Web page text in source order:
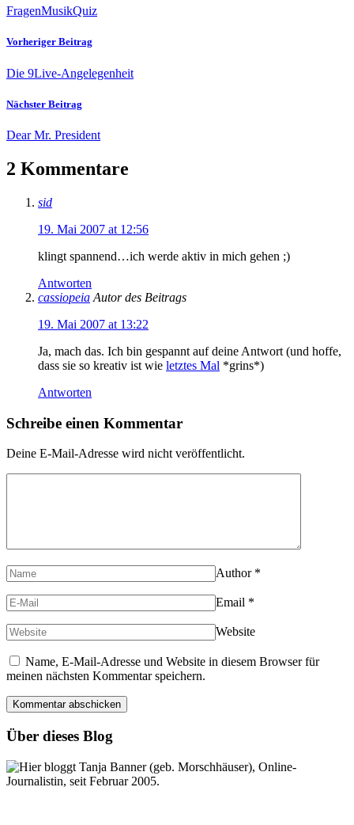
FragenMusikQuiz
Vorheriger Beitrag
Die 9Live-Angelegenheit
Nächster Beitrag
Dear Mr. President
2 Kommentare
sid
19. Mai 2007 at 12:56
klingt spannend…ich werde aktiv in mich gehen ;)
Antworten
cassiopeia Autor des Beitrags
19. Mai 2007 at 13:22
Ja, mach das. Ich bin gespannt auf deine Antwort (und hoffe,
dass sie so kreativ ist wie letztes Mal *grins*)
Antworten
Schreibe einen Kommentar
Deine E-Mail-Adresse wird nicht veröffentlicht.
Author *
Email *
Website
Name, E-Mail-Adresse und Website in diesem Browser für
meinen nächsten Kommentar speichern.
Über dieses Blog
Hier bloggt Tanja Banner (geb. Morschhäuser), Online-
Journalistin, seit Februar 2005.